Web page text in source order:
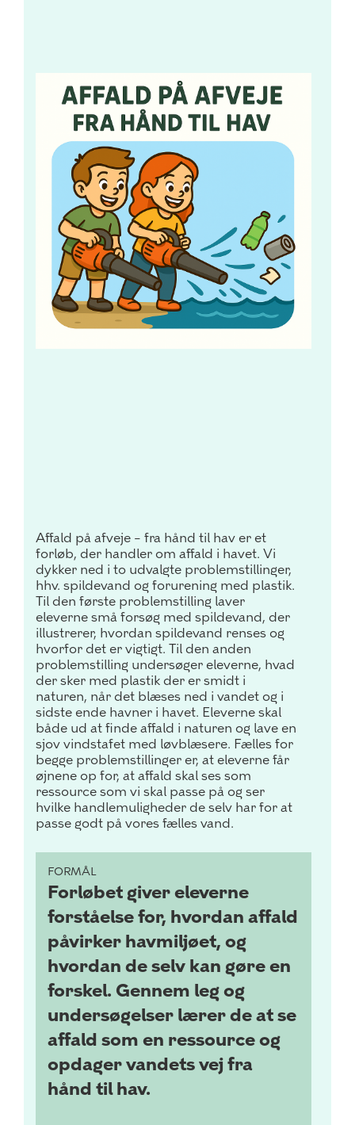
Affald på afveje – fra hånd til hav er et
forløb, der handler om affald i havet. Vi
dykker ned i to udvalgte problemstillinger,
hhv. spildevand og forurening med plastik.
Til den første problemstilling laver
eleverne små forsøg med spildevand, der
illustrerer, hvordan spildevand renses og
hvorfor det er vigtigt. Til den anden
problemstilling undersøger eleverne, hvad
der sker med plastik der er smidt i
naturen, når det blæses ned i vandet og i
sidste ende havner i havet. Eleverne skal
både ud at finde affald i naturen og lave en
sjov vindstafet med løvblæsere. Fælles for
begge problemstillinger er, at eleverne får
øjnene op for, at affald skal ses som
ressource som vi skal passe på og ser
hvilke handlemuligheder de selv har for at
passe godt på vores fælles vand.
FORMÅL
Forløbet giver eleverne
forståelse for, hvordan affald
påvirker havmiljøet, og
hvordan de selv kan gøre en
forskel. Gennem leg og
undersøgelser lærer de at se
affald som en ressource og
opdager vandets vej fra
hånd til hav.